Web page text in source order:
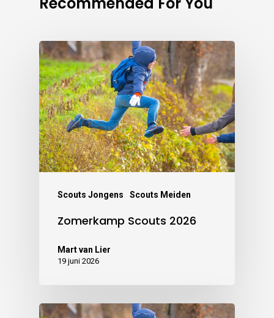
Scouts Jongens Scouts Meiden
Zomerkamp Scouts 2026
Mart van Lier
19 juni 2026